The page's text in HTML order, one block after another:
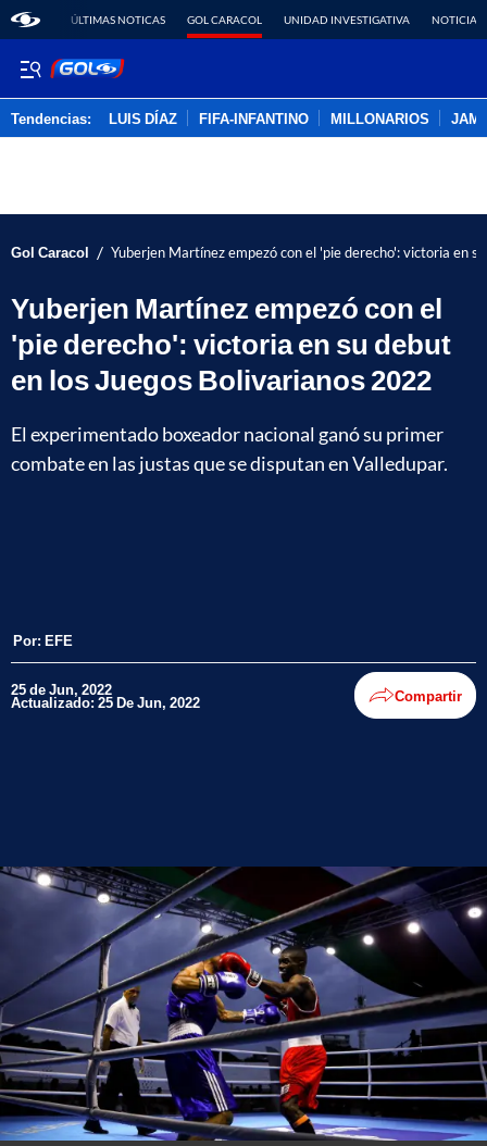
ÚLTIMAS NOTICAS GOL CARACOL UNIDAD INVESTIGATIVA NOTICIAS
Tendencias: LUIS DÍAZ FIFA-INFANTINO MILLONARIOS
Gol Caracol / Yuberjen Martínez empezó con el 'pie derecho': victoria en
Yuberjen Martínez empezó con el
'pie derecho': victoria en su debut
en los Juegos Bolivarianos 2022
El experimentado boxeador nacional ganó su primer
combate en las justas que se disputan en Valledupar.
Por: EFE
25 de Jun, 2022
Actualizado: 25 De Jun, 2022 Compartir